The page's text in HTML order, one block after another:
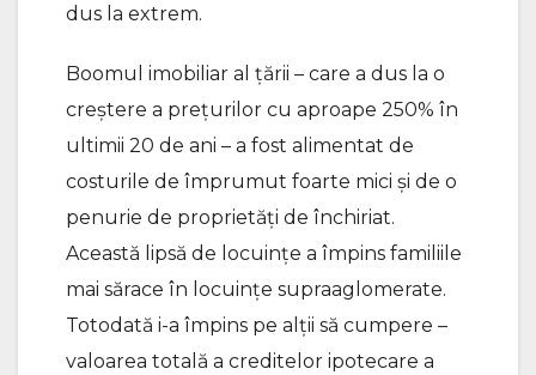
dus la extrem.
Boomul imobiliar al ţării – care a dus la o
creştere a preţurilor cu aproape 250% în
ultimii 20 de ani – a fost alimentat de
costurile de împrumut foarte mici şi de o
penurie de proprietăţi de închiriat.
Această lipsă de locuinţe a împins familiile
mai sărace în locuinţe supraaglomerate.
Totodată i-a împins pe alţii să cumpere –
valoarea totală a creditelor ipotecare a